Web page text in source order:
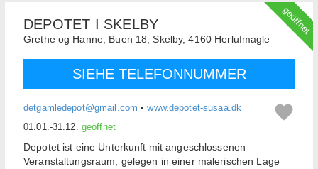
geöffnet
DEPOTET I SKELBY
Grethe og Hanne, Buen 18, Skelby, 4160 Herlufmagle
SIEHE TELEFONNUMMER
detgamledepot@gmail.com •www.depotet-susaa.dk
01.01.-31.12. geöffnet
Depotet ist eine Unterkunft mit angeschlossenen
Veranstaltungsraum, gelegen in einer malerischen Lage